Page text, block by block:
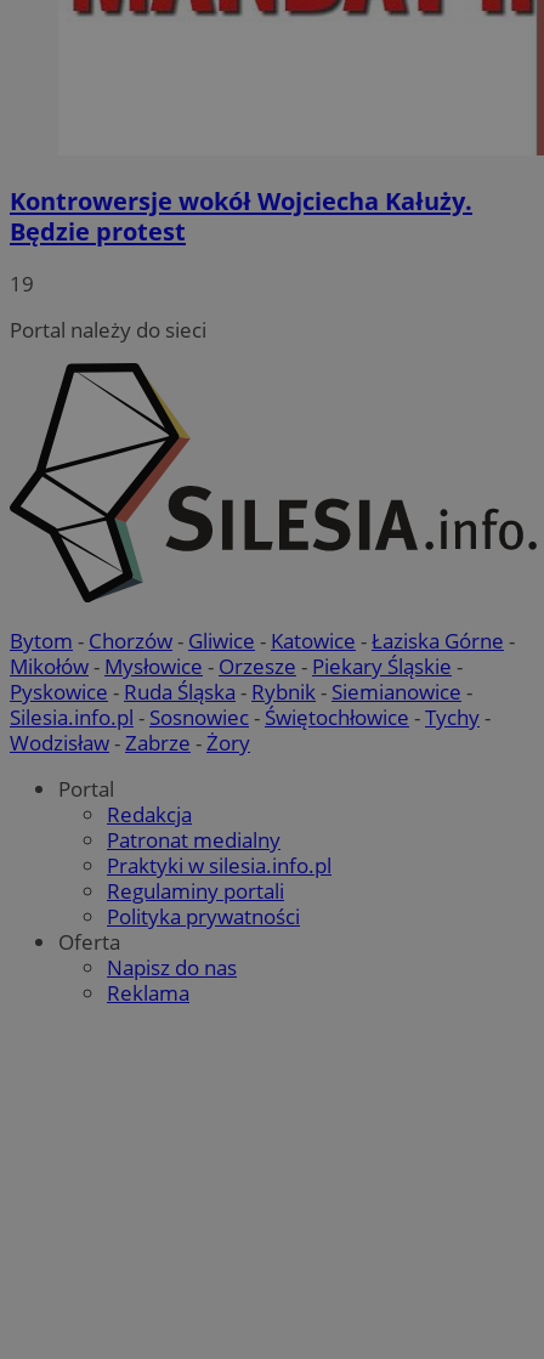
Kontrowersje wokół Wojciecha Kałuży.
Będzie protest
19
Portal należy do sieci
Bytom - Chorzów- Gliwice - Katowice -Łaziska Górne -
Mikołów- Mysłowice - Orzesze - Piekary Śląskie -
Pyskowice - Ruda Śląska - Rybnik- Siemianowice -
Silesia.info.pl - Sosnowiec- Świętochłowice -Tychy-
Wodzisław-Zabrze -Żory
Portal
Redakcja
Patronat medialny
Praktyki w silesia.info.pl
Regulaminy portali
Polityka prywatności
Oferta
Napisz do nas
Reklama